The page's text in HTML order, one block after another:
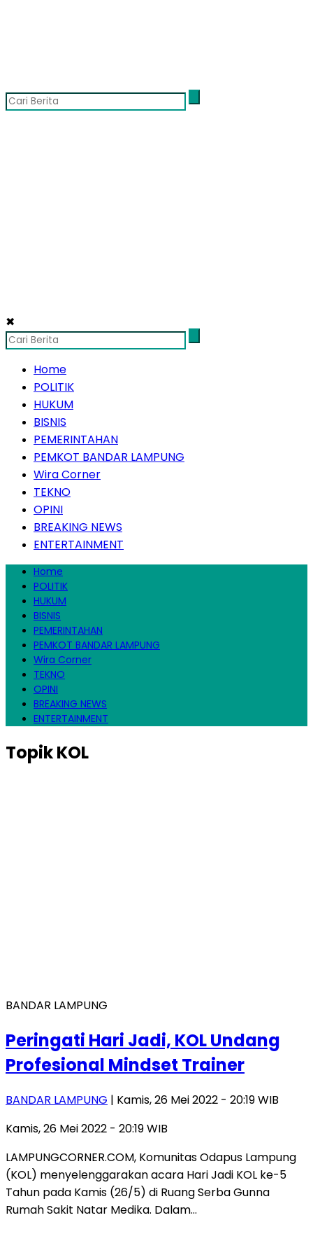
✖
Home
POLITIK
HUKUM
BISNIS
PEMERINTAHAN
PEMKOT BANDAR LAMPUNG
Wira Corner
TEKNO
OPINI
BREAKING NEWS
ENTERTAINMENT
Home
POLITIK
HUKUM
BISNIS
PEMERINTAHAN
PEMKOT BANDAR LAMPUNG
Wira Corner
TEKNO
OPINI
BREAKING NEWS
ENTERTAINMENT
TopikKOL
BANDAR LAMPUNG
Peringati Hari Jadi, KOL Undang
Profesional Mindset Trainer
BANDAR LAMPUNG | Kamis, 26 Mei 2022 - 20:19 WIB
Kamis, 26 Mei 2022 - 20:19 WIB
LAMPUNGCORNER.COM, Komunitas Odapus Lampung
(KOL) menyelenggarakan acara Hari Jadi KOL ke-5
Tahun pada Kamis (26/5) di Ruang Serba Gunna
Rumah Sakit Natar Medika. Dalam…